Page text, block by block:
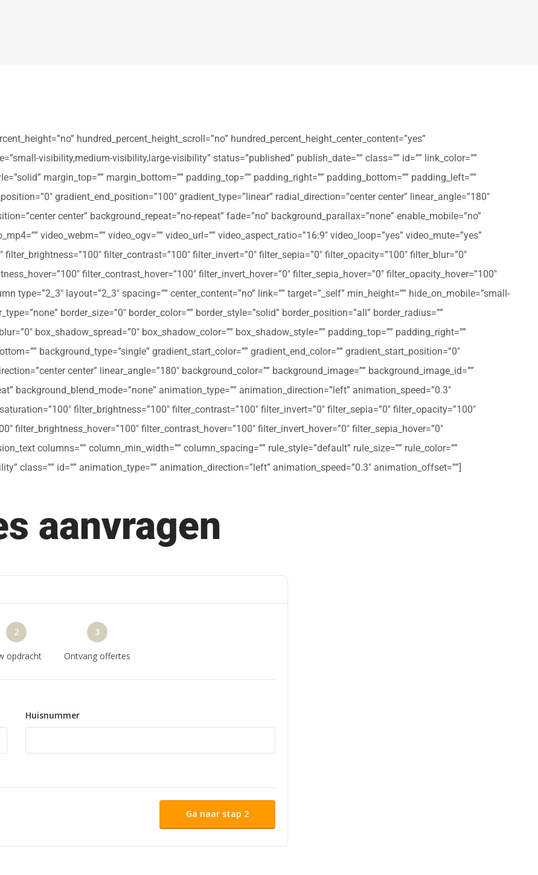
hundred_percent_height_scroll=”no” hundred_percent_height_center_content=”yes”
visibility,medium-visibility,large-visibility” status=”published” publish_date=”” class=”” id=”” link_color=””
margin_top=”” margin_bottom=”” padding_top=”” padding_right=”” padding_bottom=”” padding_left=””
gradient_end_position=”100″ gradient_type=”linear” radial_direction=”center center” linear_angle=”180″
center” background_repeat=”no-repeat” fade=”no” background_parallax=”none” enable_mobile=”no”
video_webm=”” video_ogv=”” video_url=”” video_aspect_ratio=”16:9″ video_loop=”yes” video_mute=”yes”
filter_contrast=”100″ filter_invert=”0″ filter_sepia=”0″ filter_opacity=”100″ filter_blur=”0″
filter_contrast_hover=”100″ filter_invert_hover=”0″ filter_sepia_hover=”0″ filter_opacity_hover=”100″
type=”2_3″ layout=”2_3″ spacing=”” center_content=”no” link=”” target=”_self” min_height=”” hide_on_mobile=”small-
border_size=”0″ border_color=”” border_style=”solid” border_position=”all” border_radius=””
box_shadow_spread=”0″ box_shadow_color=”” box_shadow_style=”” padding_top=”” padding_right=””
background_type=”single” gradient_start_color=”” gradient_end_color=”” gradient_start_position=”0″
center” linear_angle=”180″ background_color=”” background_image=”” background_image_id=””
background_blend_mode=”none” animation_type=”” animation_direction=”left” animation_speed=”0.3″
filter_brightness=”100″ filter_contrast=”100″ filter_invert=”0″ filter_sepia=”0″ filter_opacity=”100″
filter_brightness_hover=”100″ filter_contrast_hover=”100″ filter_invert_hover=”0″ filter_sepia_hover=”0″
columns=”” column_min_width=”” column_spacing=”” rule_style=”default” rule_size=”” rule_color=””
class=”” id=”” animation_type=”” animation_direction=”left” animation_speed=”0.3″ animation_offset=””]
aanvragen